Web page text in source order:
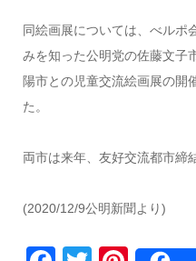
同絵画展については、べルポ
みを知った公明党の佐藤文子
陽市との児童交流絵画展の開
た。
両市は来年、友好交流都市締
(2020/12/9公明新聞より)